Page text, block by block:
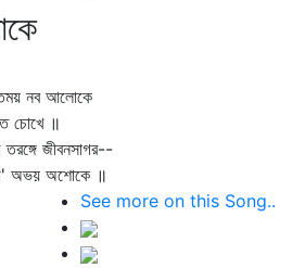
নব আলোকে
॥
জীবনসাগর--
অভয় অশোকে ॥
See more on this Song..